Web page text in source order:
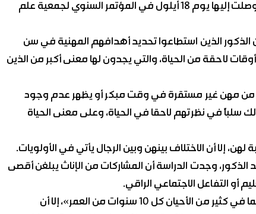
وقدمت كارولين بريت، الباحثة الرئيسية للدراسة، النتائج التي توصلت إليها يوم 18 أيلول في المؤتمر السنوي لجمعية علم
الذين استطاعوا تحديد أهدافهم المهنية في سن
يميلون إلى السعادة في أوقات لاحقة من الحياة، والتي يجدون لها معنى أكبر من الذين
من مهن غير مستقرة في وقت مبكر أو يظهر عدم وجود
سلباً في نظرتهم لاحقا في الحياة، وعلى معنى الحياة
لهن، إلا أن الاختلاف بينهن وبين الرجال يأتي في الأولويات.
وجدت الدراسة أن المشاركات من الإناث يبلغن أقصى
أو التفاعل الاجتماعي الراقي.
وعلى الرغم من تأكيد «بريت» أن عوامل السعادة قد تتغير «ربما في كثير من الأحيان كل 10 سنوات من العمر»، إلا أن